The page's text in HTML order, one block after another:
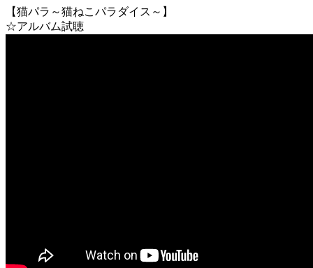
【猫パラ～猫ねこパラダイス～】
☆アルバム試聴